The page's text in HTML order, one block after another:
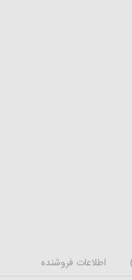
اطلاعات فروشنده